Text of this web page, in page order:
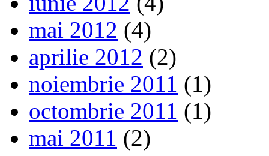
mai 2012 (4)
aprilie 2012 (2)
noiembrie 2011 (1)
octombrie 2011 (1)
mai 2011 (2)